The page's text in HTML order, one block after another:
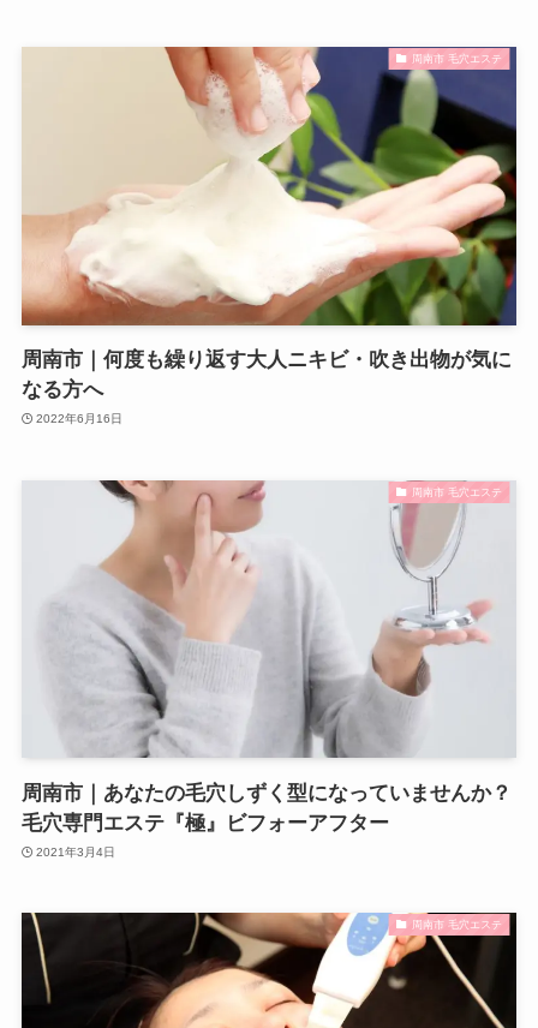
周南市 毛穴エステ
周南市｜何度も繰り返す大人ニキビ・吹き出物が気に
なる方へ
2022年6月16日
周南市 毛穴エステ
周南市｜あなたの毛穴しずく型になっていませんか？
毛穴専門エステ『極』ビフォーアフター
2021年3月4日
周南市 毛穴エステ